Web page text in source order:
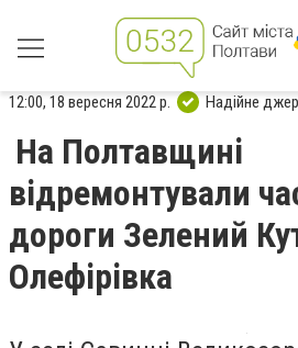
12:00, 18 вересня 2022 р. Надійне
На Полтавщині
відремонтували
дороги Зелений
Олефірівка